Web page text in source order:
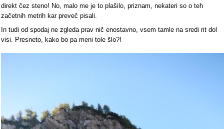
direkt čez steno! No, malo me je to plašilo, priznam, nekateri so o teh
začetnih metrih kar preveč pisali.
In tudi od spodaj ne zgleda prav nič enostavno, vsem tamle na sredi rit dol
visi. Presneto, kako bo pa meni tole šlo?!